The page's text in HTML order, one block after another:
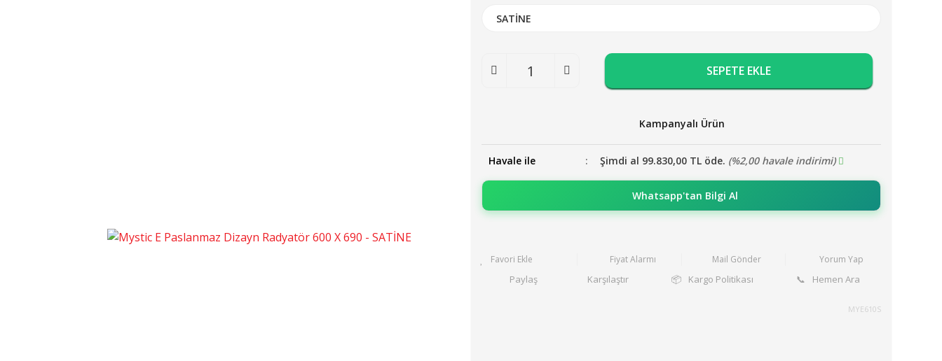
SEPETE EKLE
Kampanyalı Ürün
Havale ile Şimdi al 99.830,00 TL öde. (%2,00 havale indirimi)
Whatsapp'tan Bilgi Al
Fiyat Alarmı Mail Gönder Yorum Yap
Paylaş Karşılaştır 📦 Kargo Politikası 📞 Hemen Ara
MYE610S